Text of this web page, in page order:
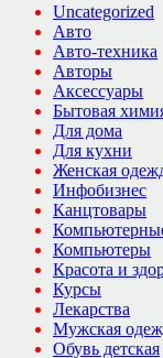
Uncategorized
Авто
Авто-техника
Авторы
Аксессуары
Бытовая
Для дома
Для кухни
Женская
Инфобизнес
Канцтовары
Компьютеры
Красота и
Курсы
Лекарства
Мужская
Обувь детская